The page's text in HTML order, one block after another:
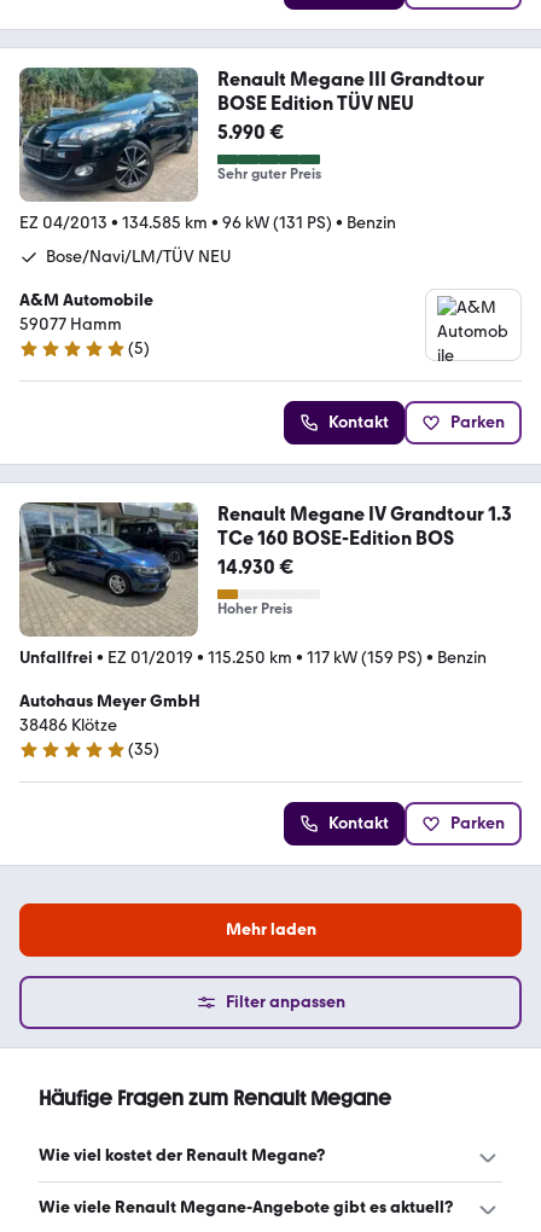
Renault Megane III Grandtour
BOSE Edition TÜV NEU
5.990 €
Sehr guter Preis
EZ 04/2013 • 134.585 km • 96 kW (131 PS) • Benzin
Bose/Navi/LM/TÜV NEU
A&M Automobile
59077 Hamm
5 Sterne
(5)
Kontakt Parken
Renault Megane IV Grandtour 1.3
TCe 160 BOSE-Edition BOS
14.930 €
Hoher Preis
Unfallfrei • EZ 01/2019 • 115.250 km • 117 kW (159 PS) • Benzin
Autohaus Meyer GmbH
38486 Klötze
5 Sterne
(35)
Kontakt Parken
Mehr laden
Filter anpassen
Häufige Fragen zum Renault Megane
Wie viel kostet der Renault Megane?
Ein guter Preis für einen Renault Megane liegt zwischen
Wie viele Renault Megane-Angebote gibt es aktuell?